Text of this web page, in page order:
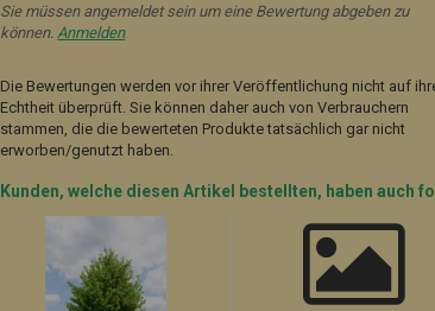
Sie müssen angemeldet sein um eine Bewertung abgeben zu
können. Anmelden
Die Bewertungen werden vor ihrer Veröffentlichung nicht auf
Echtheit überprüft. Sie können daher auch von Verbrauchern
stammen, die die bewerteten Produkte tatsächlich gar nicht
erworben/genutzt haben.
Kunden, welche diesen Artikel bestellten, haben auch